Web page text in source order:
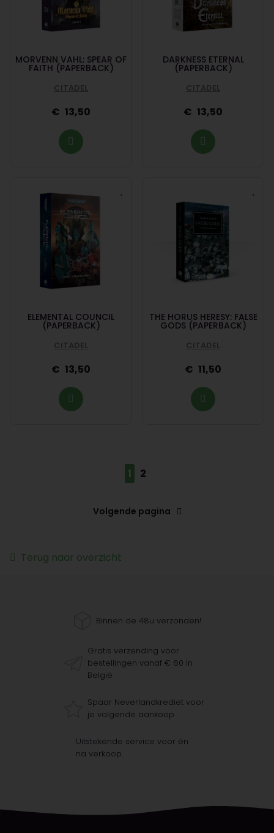
MORVENN VAHL: SPEAR OF
FAITH (PAPERBACK)
CITADEL
13,50
DARKNESS ETERNAL
(PAPERBACK)
CITADEL
13,50
ELEMENTAL COUNCIL
(PAPERBACK)
CITADEL
13,50
THE HORUS HERESY: FALSE
GODS (PAPERBACK)
CITADEL
11,50
1 2
Volgende pagina
Terug naar overzicht
Binnen de 48u verzonden!
Gratis verzending voor
bestellingen vanaf € 60 in
België
Spaar Neverlandkrediet voor
je volgende aankoop
Uitstekende service voor én
na verkoop